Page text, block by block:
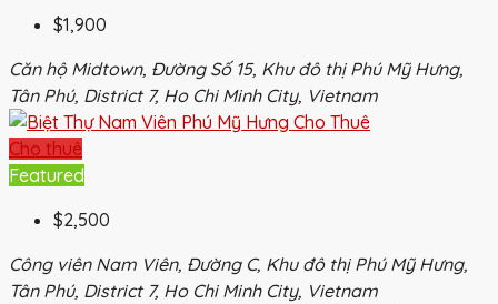
$1,900
Căn hộ Midtown, Đường Số 15, Khu đô thị Phú Mỹ Hưng,
Tân Phú, District 7, Ho Chi Minh City, Vietnam
Cho thuê
Featured
$2,500
Công viên Nam Viên, Đường C, Khu đô thị Phú Mỹ Hưng,
Tân Phú, District 7, Ho Chi Minh City, Vietnam